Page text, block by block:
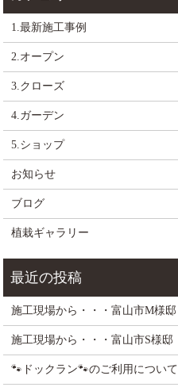
1.最新施工事例
2.オープン
3.クローズ
4.ガーデン
5.ショップ
お知らせ
ブログ
植栽ギャラリー
施工現場から・・・富山市M様邸
施工現場から・・・富山市S様邸
🐾ドックラン🐾のご利用について